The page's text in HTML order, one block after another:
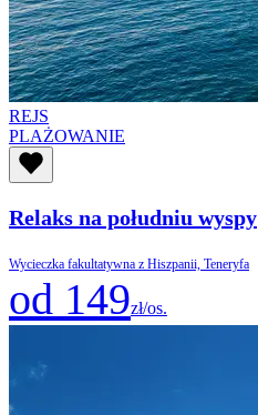
REJS
PLAŻOWANIE
Relaks na południu wyspy
Wycieczka fakultatywna z Hiszpanii, Teneryfa
od 149zł/os.